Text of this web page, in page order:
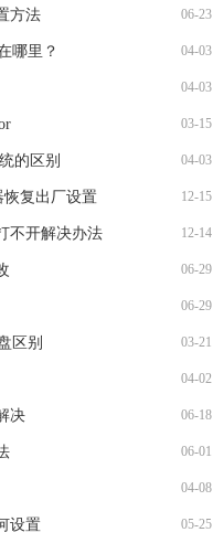
06-23
方法
04-03
哪里？
04-03
03-15
04-03
的区别
12-15
恢复出厂设置
12-14
不开解决办法
06-29
06-29
03-21
区别
04-02
06-18
决
06-01
04-08
05-25
设置